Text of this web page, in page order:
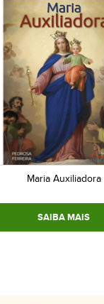
Maria Auxiliadora
SAIBA MAIS